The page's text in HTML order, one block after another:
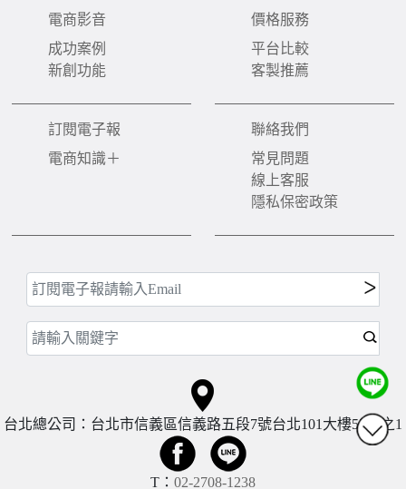
電商影音
成功案例
新創功能
價格服務
平台比較
客製推薦
訂閱電子報
電商知識＋
聯絡我們
常見問題
線上客服
隱私保密政策
台北總公司：台北市信義區信義路五段7號台北101大樓57樓之1
T： 02-2708-1238